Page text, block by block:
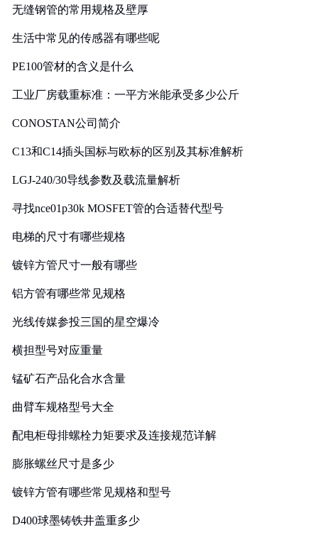
无缝钢管的常用规格及壁厚
生活中常见的传感器有哪些呢
PE100管材的含义是什么
工业厂房载重标准：一平方米能承受多少公斤
CONOSTAN公司简介
C13和C14插头国标与欧标的区别及其标准解析
LGJ-240/30导线参数及载流量解析
寻找nce01p30k MOSFET管的合适替代型号
电梯的尺寸有哪些规格
镀锌方管尺寸一般有哪些
铝方管有哪些常见规格
光线传媒参投三国的星空爆冷
横担型号对应重量
锰矿石产品化合水含量
曲臂车规格型号大全
配电柜母排螺栓力矩要求及连接规范详解
膨胀螺丝尺寸是多少
镀锌方管有哪些常见规格和型号
D400球墨铸铁井盖重多少